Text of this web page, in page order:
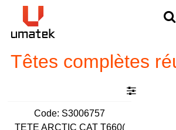
Têtes complètes
Code: S3006757
TETE ARCTIC CAT T660(